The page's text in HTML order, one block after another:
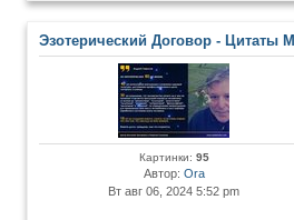
Эзотерический Договор - Цитаты Мастеров и Развитых Личностей
Картинки: 95
Автор: Ora
Вт авг 06, 2024 5:52 pm